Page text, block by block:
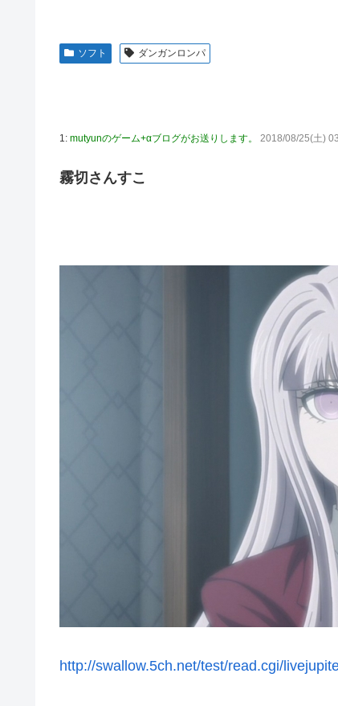
亡き叔母の遺書「実は17年前に従兄弟と赤ちゃんを
迎えて婚約者呆然←家族の絆が深すぎて修羅場になら
「ドラゴンボール」新作TVアニメが7月から放送され
【デレマス】 810プロエアコン騒動【ぷちかれシリー
やる夫のダンジョン運営記183-雑談所ネタ118 懺悔
「ドラクエ11」攻略感想(54/クリア後)マルティナの
【デレマス】 和久井留美「夢を作って、いつか遊んで
【謎】『ダーク路線のドラクエ12』を発売中止にし
【デレマス】 紗南「アイドルに似合うポケモン？」
switch2版『Lies of P』、メタスコア86でゲーフリ新
【ウマ娘】海外のファンアートからしか得られない
韓国人「熊本地震で見る日本の土木技術の完全勝利
か適当に作る感じがしない・・・」「あれがまさに経
初見で「勝てるわけないやろくそったれ…」って思
｢乃木坂あそぶだけ 1万円で遊ぼう！｣ 後編公開！！
【悲報】アイドルが歌下手な理由
【海外の反応】海外「日本資本が入った瞬間、魔法
りとたまごサンドが食べられるなんて……」
青葉坂46、まもなく正式発表か
ソフト ダンガンロンパ
1: mutyunのゲーム+αブログがお送りします。 2018/08/25(土)
霧切さんすこ
http://swallow.5ch.net/test/read.cgi/